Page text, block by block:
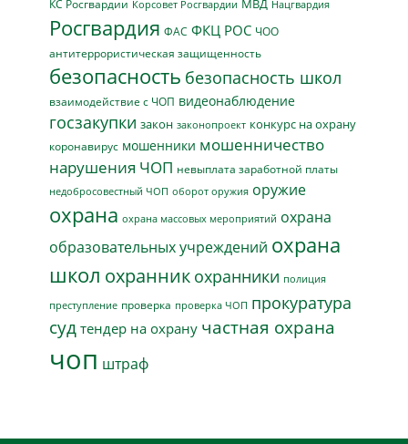
КС Росгвардии Корсовет Росгвардии МВД Нацгвардия
Росгвардия ФАС ФКЦ РОС ЧОО
антитеррористическая защищенность
безопасность безопасность школ
взаимодействие с ЧОП видеонаблюдение
госзакупки закон законопроект конкурс на охрану
коронавирус мошенники мошенничество
нарушения ЧОП невыплата заработной платы
недобросовестный ЧОП оборот оружия оружие
охрана охрана массовых мероприятий охрана
образовательных учреждений охрана
школ охранник охранники полиция
преступление проверка проверка ЧОП прокуратура
суд тендер на охрану частная охрана
чоп штраф